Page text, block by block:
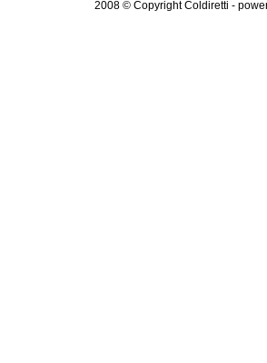
2008 © Copyright Coldiretti -